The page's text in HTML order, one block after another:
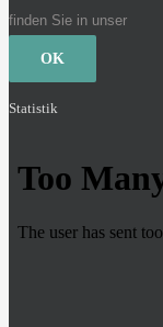
finden Sie in unser
OK
Statistik